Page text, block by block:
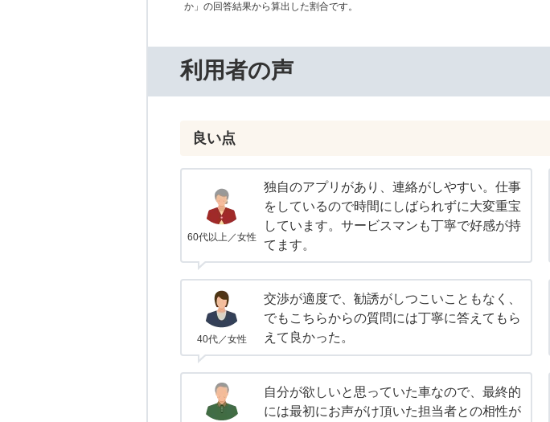
か」の回答結果から算出した割合です。
利用者の声
良い点
60代以上／女性
独自のアプリがあり、連絡がしやすい。仕事
をしているので時間にしばられずに大変重宝
しています。サービスマンも丁寧で好感が持
てます。
40代／女性
交渉が適度で、勧誘がしつこいこともなく、
でもこちらからの質問には丁寧に答えてもら
えて良かった。
自分が欲しいと思っていた車なので、最終的
には最初にお声がけ頂いた担当者との相性が